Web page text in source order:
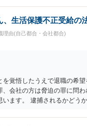
生活保護不正受給の
理由(自己都合・会社都合)
覚悟したうえで退職の希
会社の方は脅迫の罪に問
ます。 逮捕されるかどう